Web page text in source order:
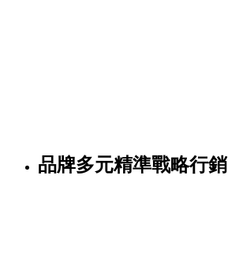
品牌多元精準戰略行銷